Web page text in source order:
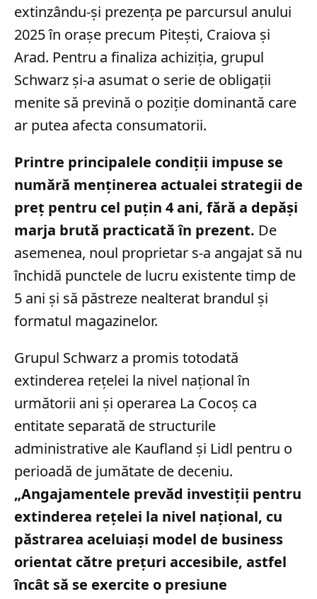
extinzându-și prezența pe parcursul anului
2025 în orașe precum Pitești, Craiova și
Arad. Pentru a finaliza achiziția, grupul
Schwarz și-a asumat o serie de obligații
menite să prevină o poziție dominantă care
ar putea afecta consumatorii.
Printre principalele condiții impuse se
numără menținerea actualei strategii de
preț pentru cel puțin 4 ani, fără a depăși
marja brută practicată în prezent. De
asemenea, noul proprietar s-a angajat să nu
închidă punctele de lucru existente timp de
5 ani și să păstreze nealterat brandul și
formatul magazinelor.
Grupul Schwarz a promis totodată
extinderea rețelei la nivel național în
următorii ani și operarea La Cocoș ca
entitate separată de structurile
administrative ale Kaufland și Lidl pentru o
perioadă de jumătate de deceniu.
„Angajamentele prevăd investiții pentru
extinderea rețelei la nivel național, cu
păstrarea aceluiași model de business
orientat către prețuri accesibile, astfel
încât să se exercite o presiune